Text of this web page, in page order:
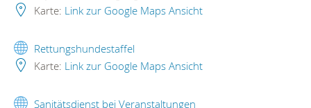
Karte: Link zur Google Maps Ansicht
Rettungshundestaffel
Karte: Link zur Google Maps Ansicht
Sanitätsdienst bei Veranstaltungen